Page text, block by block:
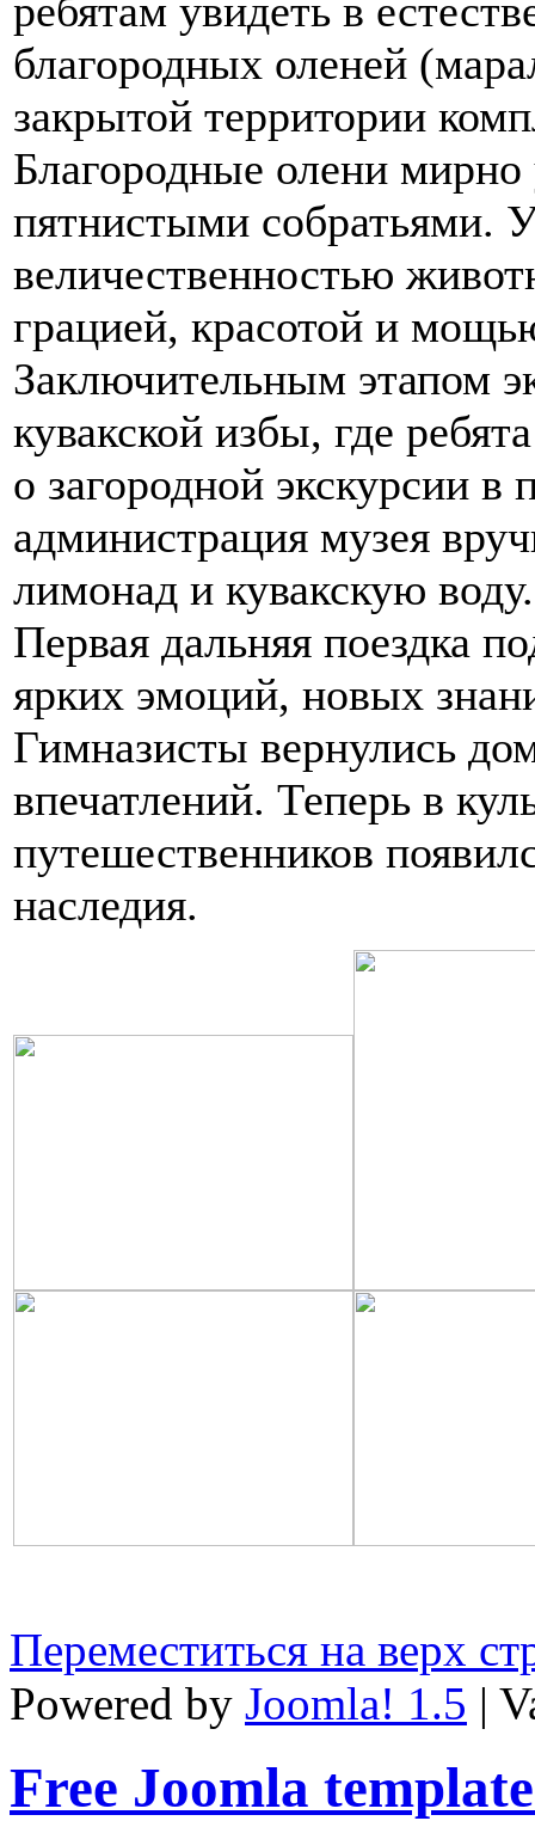
ребятам увидеть в
благородных оленей
закрытой территории
Благородные олени
пятнистыми собратьями.
величественностью
грацией, красотой и
Заключительным этапом
кувакской избы, где
о загородной экскурсии в
администрация музея
лимонад и кувакскую
Первая дальняя поездка
ярких эмоций, новых
Гимназисты вернулись
впечатлений. Теперь в
путешественников
наследия.
Переместиться на верх
Powered by Joomla! 1.5 |
Free Joomla